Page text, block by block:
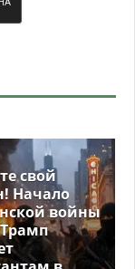
свой
Начало
войны